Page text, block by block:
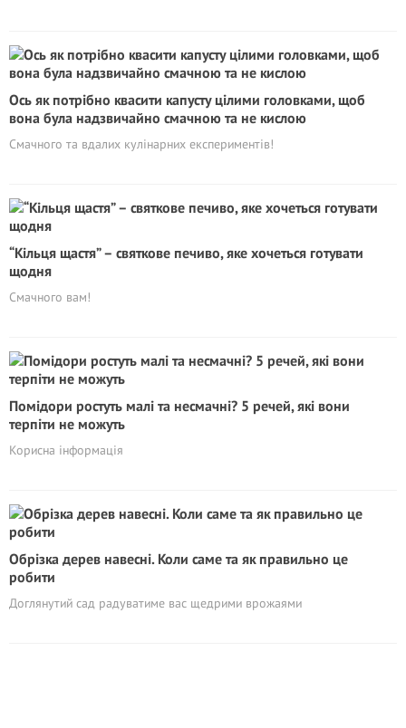
Ось як потрібно квасити капусту цілими головками, щоб
вона була надзвичайно смачною та не кислою
Смачного та вдалих кулінарних експериментів!
“Кільця щастя” – святкове печиво, яке хочеться готувати
щодня
Смачного вам!
Помідори ростуть малі та несмачні? 5 речей, які вони
терпіти не можуть
Корисна інформація
Обрізка дерев навесні. Коли саме та як правильно це
робити
Доглянутий сад радуватиме вас щедрими врожаями